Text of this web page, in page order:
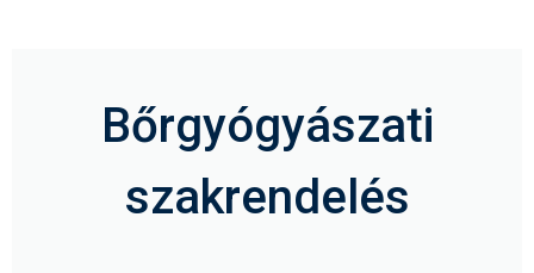
Bőrgyógyászati
szakrendelés